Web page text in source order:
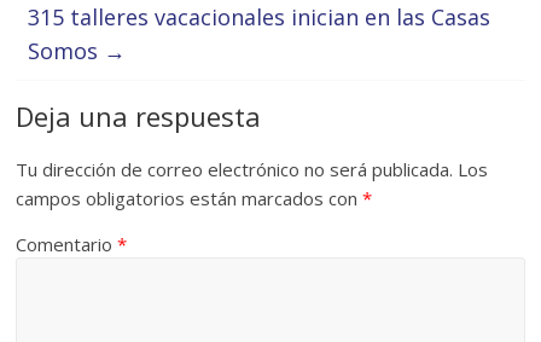
315 talleres vacacionales inician en las Casas
Somos →
Deja una respuesta
Tu dirección de correo electrónico no será publicada. Los
campos obligatorios están marcados con*
Comentario*